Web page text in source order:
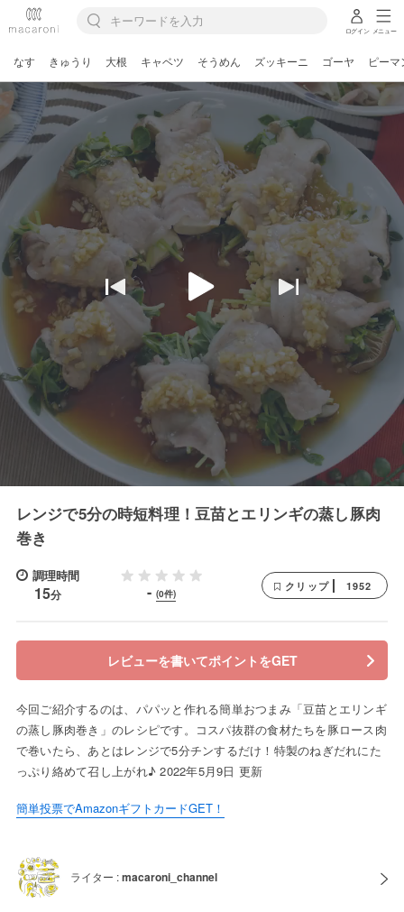
ログイン メニュー
なす きゅうり 大根 キャベツ そうめん ズッキーニ ゴーヤ ピーマ
レンジで5分の時短料理！豆苗とエリンギの蒸し豚肉
巻き
調理時間
15分 - (0件)
クリップ 1952
レビューを書いてポイントをGET
今回ご紹介するのは、パパッと作れる簡単おつまみ「豆苗とエリンギ
の蒸し豚肉巻き」のレシピです。コスパ抜群の食材たちを豚ロース肉
で巻いたら、あとはレンジで5分チンするだけ！特製のねぎだれにた
っぷり絡めて召し上がれ♪ 2022年5月9日 更新
簡単投票でAmazonギフトカードGET！
ライター :macaroni_channel